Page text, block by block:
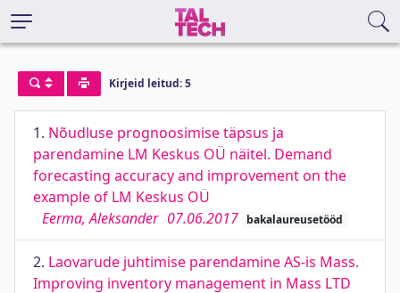
Kirjeid leitud: 5
1. Nõudluse prognoosimise täpsus ja
parendamine LM Keskus OÜ näitel. Demand
forecasting accuracy and improvement on the
example of LM Keskus OÜ
Eerma, Aleksander 07.06.2017 bakalaureusetööd
2. Laovarude juhtimise parendamine AS-is Mass.
Improving inventory management in Mass LTD